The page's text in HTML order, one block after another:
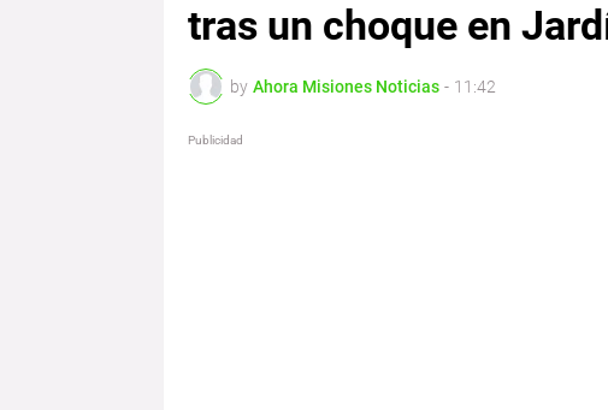
tras un choque en
by Ahora Misiones Noticias - 11:42
Publicidad